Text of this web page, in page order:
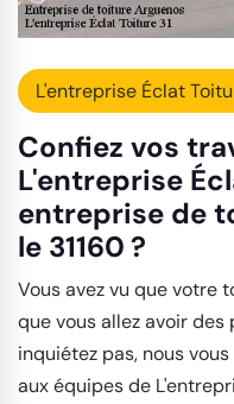
L'entreprise Éclat
Confiez vos
L'entreprise
entreprise de
le 31160 ?
Vous avez vu que votre
que vous allez avoir des
inquiétez pas, nous
aux équipes de